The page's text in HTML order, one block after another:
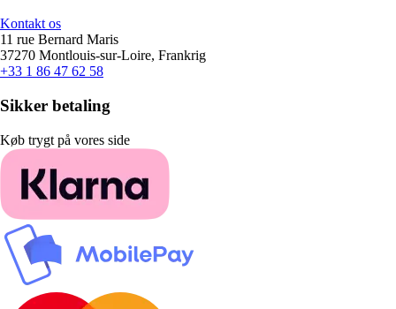
Kontakt os
11 rue Bernard Maris
37270 Montlouis-sur-Loire, Frankrig
+33 1 86 47 62 58
Sikker betaling
Køb trygt på vores side